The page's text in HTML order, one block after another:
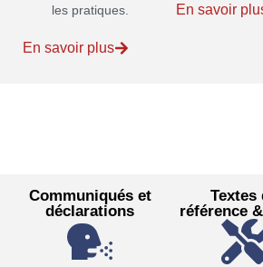
les pratiques.
En savoir plus
En savoir
Communiqués et
déclarations
Textes
référence